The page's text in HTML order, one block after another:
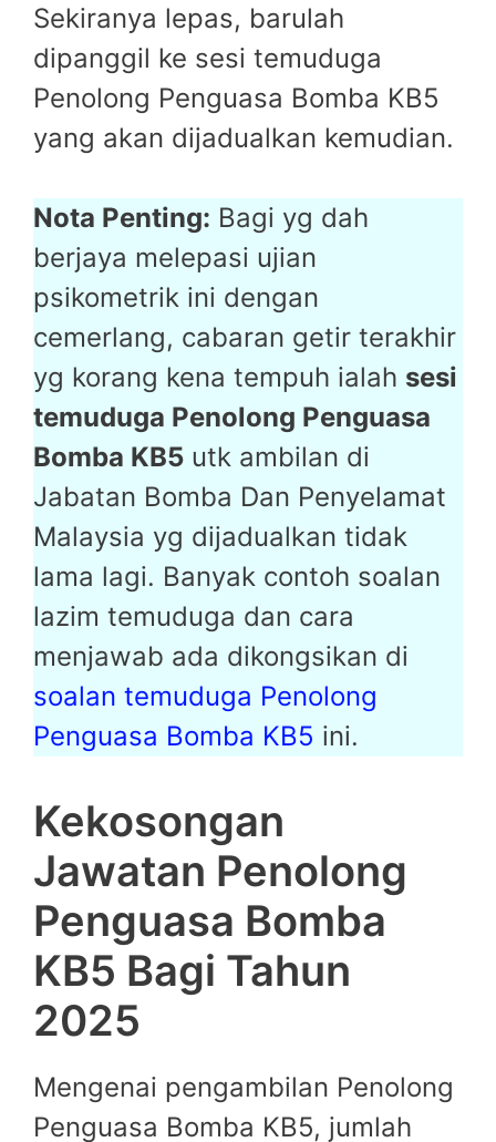
Sekiranya lepas, barulah
dipanggil ke sesi temuduga
Penolong Penguasa Bomba KB5
yang akan dijadualkan kemudian.
Nota Penting: Bagi yg dah
berjaya melepasi ujian
psikometrik ini dengan
cemerlang, cabaran getir terakhir
yg korang kena tempuh ialah sesi
temuduga Penolong Penguasa
Bomba KB5 utk ambilan di
Jabatan Bomba Dan Penyelamat
Malaysia yg dijadualkan tidak
lama lagi. Banyak contoh soalan
lazim temuduga dan cara
menjawab ada dikongsikan di
soalan temuduga Penolong
Penguasa Bomba KB5 ini.
Kekosongan
Jawatan Penolong
Penguasa Bomba
KB5 Bagi Tahun
2025
Mengenai pengambilan Penolong
Penguasa Bomba KB5, jumlah